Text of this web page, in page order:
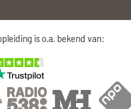
is o.a. bekend van: